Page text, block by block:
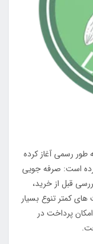
لیلیوم فعالیت خود را در سال 1402 به طور رسمی آغاز کرده
است: صرفه جویی
قبل از خرید،
کمتر تنوع بسیار
پرداخت در